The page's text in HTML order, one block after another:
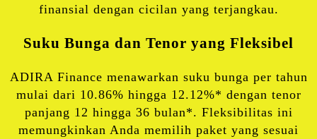
finansial dengan cicilan yang terjangkau.
Suku Bunga dan Tenor yang Fleksibel
ADIRA Finance menawarkan suku bunga per tahun
mulai dari 10.86% hingga 12.12%* dengan tenor
panjang 12 hingga 36 bulan*. Fleksibilitas ini
memungkinkan Anda memilih paket yang sesuai